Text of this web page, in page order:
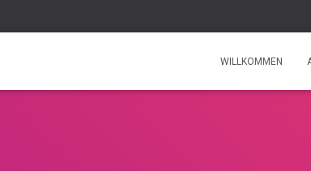
WILLKOMMEN